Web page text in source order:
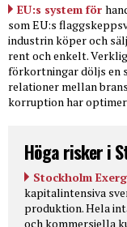
EU:s system för
som EU:s
industrin köper och
rent och enkelt.
förkortningar döljs en
relationer mellan
korruption har
Höga risker i
Stockholm
kapitalintensiva
produktion. Hela
och kommersiella